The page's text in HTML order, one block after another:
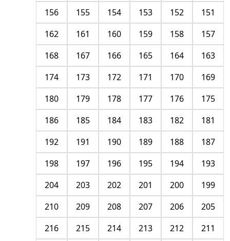
151
152
153
154
155
156
157
158
159
160
161
162
163
164
165
166
167
168
169
170
171
172
173
174
175
176
177
178
179
180
181
182
183
184
185
186
187
188
189
190
191
192
193
194
195
196
197
198
199
200
201
202
203
204
205
206
207
208
209
210
211
212
213
214
215
216